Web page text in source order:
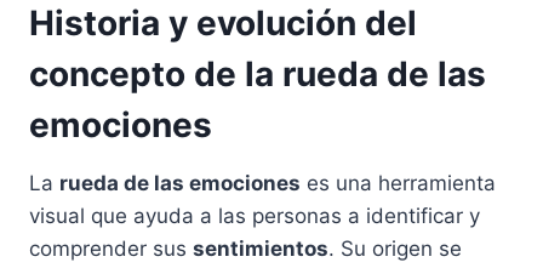
Historia y evolución del
concepto de la rueda de las
emociones
La rueda de las emociones es una herramienta
visual que ayuda a las personas a identificar y
comprender sus sentimientos. Su origen se